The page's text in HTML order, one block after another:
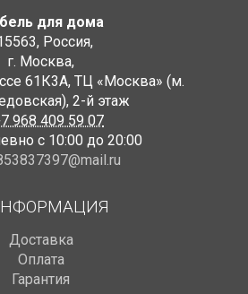
для дома
, Россия,
г. Москва,
61К3А, ТЦ «Москва» (м.
, 2-й этаж
968 409 59 07
с 10:00 до 20:00
Доставка
Оплата
Гарантия